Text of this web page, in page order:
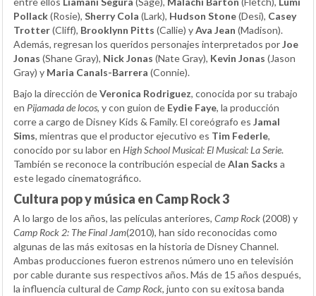
Pollack(Rosie), Sherry Cola (Lark), Hudson Stone(Desi), Casey
Trotter(Cliff), Brooklynn Pitts (Callie) yAva Jean (Madison).
Además, regresan los queridos personajes interpretados porJoe
Jonas (Shane Gray), Nick Jonas (Nate Gray), Kevin Jonas (Jason
Gray) y Maria Canals-Barrera (Connie).
Bajo la dirección deVeronica Rodriguez, conocida por su trabajo
en Pijamada de locos, y con guion de Eydie Faye, la producción
corre a cargo de Disney Kids & Family. El coreógrafo es Jamal
Sims, mientras que el productor ejecutivo es Tim Federle,
conocido por su labor en High School Musical: El Musical: La Serie.
También se reconoce la contribución especial deAlan Sacks a
este legado cinematográfico.
Cultura pop y música en Camp Rock 3
A lo largo de los años, las películas anteriores, Camp Rock(2008) y
Camp Rock 2: The Final Jam(2010), han sido reconocidas como
algunas de las más exitosas en la historia de Disney Channel.
Ambas producciones fueron estrenos número uno en televisión
por cable durante sus respectivos años. Más de 15 años después,
la influencia cultural deCamp Rock, junto con su exitosa banda